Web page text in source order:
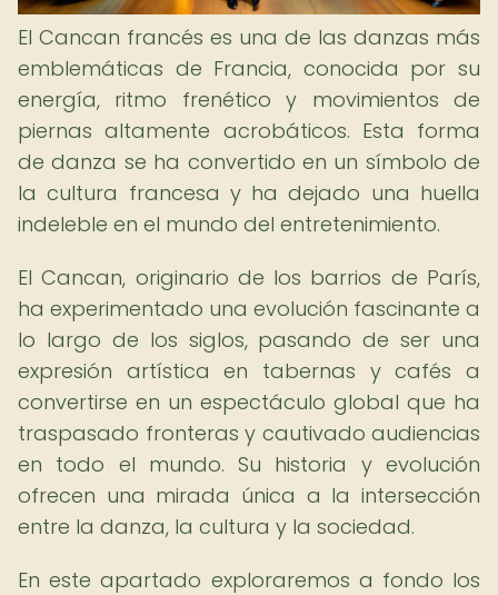
El Cancan francés es una de las danzas más
emblemáticas de Francia, conocida por su
energía, ritmo frenético y movimientos de
piernas altamente acrobáticos. Esta forma
de danza se ha convertido en un símbolo de
la cultura francesa y ha dejado una huella
indeleble en el mundo del entretenimiento.
El Cancan, originario de los barrios de París,
ha experimentado una evolución fascinante a
lo largo de los siglos, pasando de ser una
expresión artística en tabernas y cafés a
convertirse en un espectáculo global que ha
traspasado fronteras y cautivado audiencias
en todo el mundo. Su historia y evolución
ofrecen una mirada única a la intersección
entre la danza, la cultura y la sociedad.
En este apartado exploraremos a fondo los